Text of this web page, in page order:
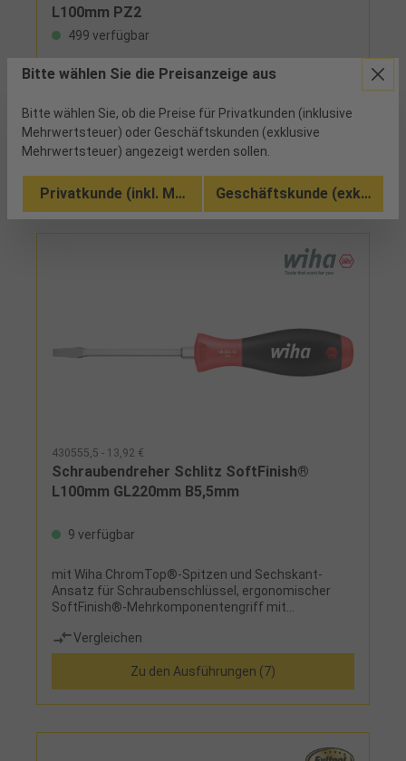
L100mm PZ2
499 verfügbar
schwarze Präzisionsspitze, ergonomischer
praktischem Aufhängeloch im Griff
Vergleichen
Zu den Ausführungen (3)
430555,5 - 13,92 €
Schraubendreher Schlitz SoftFinish®
L100mm GL220mm B5,5mm
9 verfügbar
mit Wiha ChromTop®-Spitzen und Sechskant-
Ansatz für Schraubenschlüssel, ergonomischer
SoftFinish®-Mehrkomponentengriff mit
Vergleichen
Zu den Ausführungen (7)
Bitte wählen Sie die Preisanzeige aus
Bitte wählen Sie, ob die Preise für Privatkunden (inklusive
Mehrwertsteuer) oder Geschäftskunden (exklusive
Mehrwertsteuer) angezeigt werden sollen.
Privatkunde (inkl. MwSt.) Geschäftskunde (exkl.